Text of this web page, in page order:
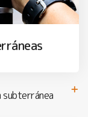
subterránea